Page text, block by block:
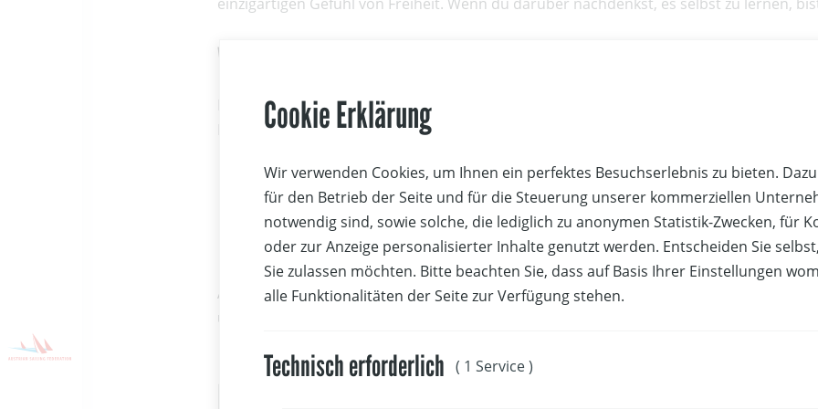
Warum Schule statt Selbststudium?
Beim Kitesurfen arbeiten wir mit Naturgewalten – Wind, Wetter, Wasser. Deshalb ist es
Eine qualifizierte Kiteschule vermittelt dir:
Sicherheit im Umgang mit Kite & Board
Regeln und Sicherheit am Wasser
Wind- und Wetterkunde
Auswahl der passenden Ausrüstung
Allein zu lernen ist nicht nur ineffektiv – es kann gefährlich sein. Mit Erfah­rung von
und bleibst sicher am Wasser.
Cookie Erklärung
Wir verwenden Cookies, um Ihnen ein perfektes Besuchserlebnis zu bieten.
für den Betrieb der Seite und für die Steuerung unserer kommerziellen
notwendig sind, sowie solche, die lediglich zu anonymen Statistik-Zwecken, für
oder zur Anzeige personalisierter Inhalte genutzt werden. Entscheiden Sie
Sie zulassen möchten. Bitte beachten Sie, dass auf Basis Ihrer Einstellungen
alle Funktionalitäten der Seite zur Verfügung stehen.
Technisch erforderlich ( 1 Service )